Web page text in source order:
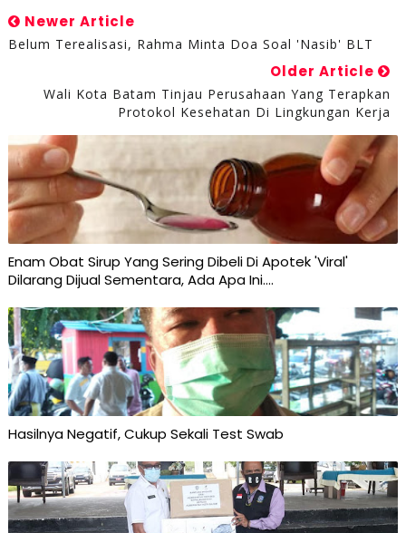
Newer Article
Belum Terealisasi, Rahma Minta Doa Soal 'Nasib' BLT
Older Article
Wali Kota Batam Tinjau Perusahaan Yang Terapkan
Protokol Kesehatan Di Lingkungan Kerja
Enam Obat Sirup Yang Sering Dibeli Di Apotek 'Viral'
Dilarang Dijual Sementara, Ada Apa Ini....
Hasilnya Negatif, Cukup Sekali Test Swab